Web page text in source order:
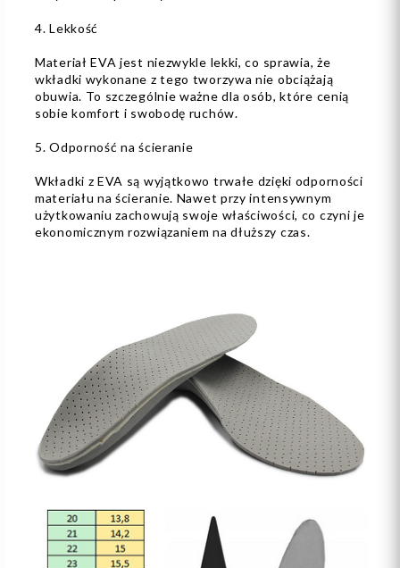
4. Lekkość
Materiał EVA jest niezwykle lekki, co sprawia, że
wkładki wykonane z tego tworzywa nie obciążają
obuwia. To szczególnie ważne dla osób, które cenią
sobie komfort i swobodę ruchów.
5. Odporność na ścieranie
Wkładki z EVA są wyjątkowo trwałe dzięki odporności
materiału na ścieranie. Nawet przy intensywnym
użytkowaniu zachowują swoje właściwości, co czyni je
ekonomicznym rozwiązaniem na dłuższy czas.